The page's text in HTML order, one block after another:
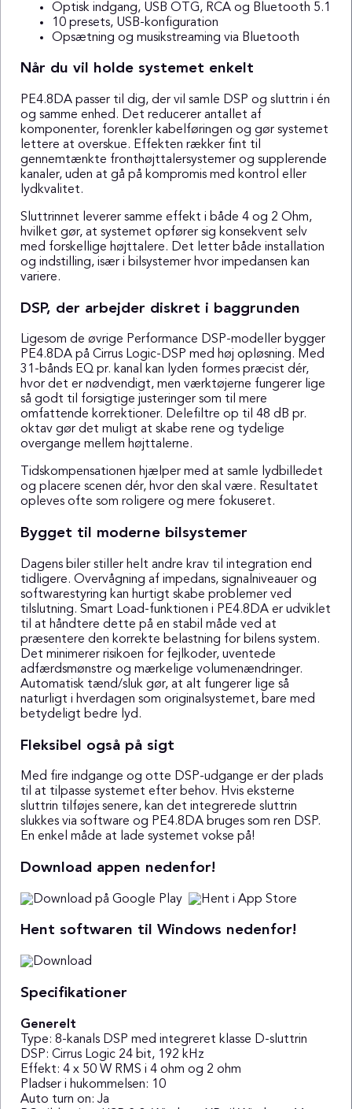
Optisk indgang, USB OTG, RCA og Bluetooth 5.1
10 presets, USB-konfiguration
Opsætning og musikstreaming via Bluetooth
Når du vil holde systemet enkelt
PE4.8DA passer til dig, der vil samle DSP og sluttrin i én
og samme enhed. Det reducerer antallet af
komponenter, forenkler kabelføringen og gør systemet
lettere at overskue. Effekten rækker fint til
gennemtænkte fronthøjttalersystemer og supplerende
kanaler, uden at gå på kompromis med kontrol eller
lydkvalitet.
Sluttrinnet leverer samme effekt i både 4 og 2 Ohm,
hvilket gør, at systemet opfører sig konsekvent selv
med forskellige højttalere. Det letter både installation
og indstilling, især i bilsystemer hvor impedansen kan
variere.
DSP, der arbejder diskret i baggrunden
Ligesom de øvrige Performance DSP-modeller bygger
PE4.8DA på Cirrus Logic-DSP med høj opløsning. Med
31-bånds EQ pr. kanal kan lyden formes præcist dér,
hvor det er nødvendigt, men værktøjerne fungerer lige
så godt til forsigtige justeringer som til mere
omfattende korrektioner. Delefiltre op til 48 dB pr.
oktav gør det muligt at skabe rene og tydelige
overgange mellem højttalerne.
Tidskompensationen hjælper med at samle lydbilledet
og placere scenen dér, hvor den skal være. Resultatet
opleves ofte som roligere og mere fokuseret.
Bygget til moderne bilsystemer
Dagens biler stiller helt andre krav til integration end
tidligere. Overvågning af impedans, signalniveauer og
softwarestyring kan hurtigt skabe problemer ved
tilslutning. Smart Load-funktionen i PE4.8DA er udviklet
til at håndtere dette på en stabil måde ved at
præsentere den korrekte belastning for bilens system.
Det minimerer risikoen for fejlkoder, uventede
adfærdsmønstre og mærkelige volumenændringer.
Automatisk tænd/sluk gør, at alt fungerer lige så
naturligt i hverdagen som originalsystemet, bare med
betydeligt bedre lyd.
Fleksibel også på sigt
Med fire indgange og otte DSP-udgange er der plads
til at tilpasse systemet efter behov. Hvis eksterne
sluttrin tilføjes senere, kan det integrerede sluttrin
slukkes via software og PE4.8DA bruges som ren DSP.
En enkel måde at lade systemet vokse på!
Download appen nedenfor!
Hent softwaren til Windows nedenfor!
Specifikationer
Generelt
Type: 8-kanals DSP med integreret klasse D-sluttrin
DSP: Cirrus Logic 24 bit, 192 kHz
Effekt: 4 x 50 W RMS i 4 ohm og 2 ohm
Pladser i hukommelsen: 10
Auto turn on: Ja